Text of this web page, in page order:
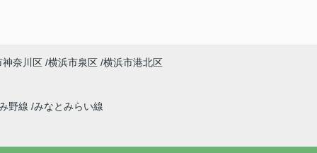
神奈川区 横浜市泉区 横浜市港北区
野線 みなとみらい線